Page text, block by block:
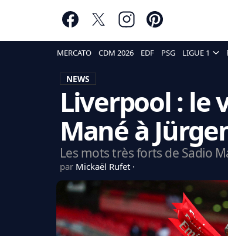
MERCATO CDM 2026 EDF PSG LIGUE 1
NEWS
Liverpool : le
Mané à
Les mots très forts de Sadio
par Mickaël Rufet